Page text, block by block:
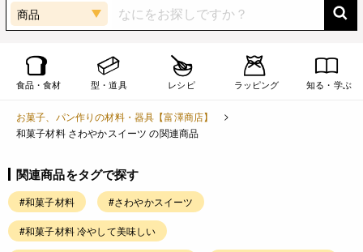
商品
食品・食材 型・道具 レシピ ラッピング 知る・学ぶ
お菓子、パン作りの材料・器具【富澤商店】
和菓子材料 さわやかスイーツ の関連商品
関連商品をタグで探す
#和菓子材料 #さわやかスイーツ
#和菓子材料 冷やして美味しい